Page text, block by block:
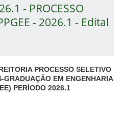
- PROCESSO
- 2026.1 - Edital
PROCESSO SELETIVO
GRADUAÇÃO EM ENGENHARIA
PERÍODO 2026.1